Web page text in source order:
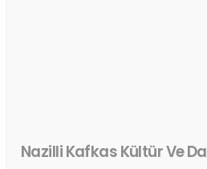
Nazilli Kafkas Kültür Ve